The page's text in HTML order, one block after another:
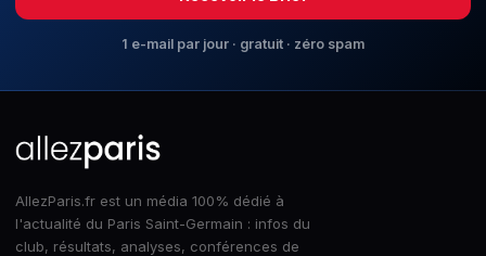
1 e-mail par jour · gratuit · zéro spam
AllezParis.fr est un média 100% dédié à
l'actualité du Paris Saint-Germain : infos du
club, résultats, analyses, conférences de